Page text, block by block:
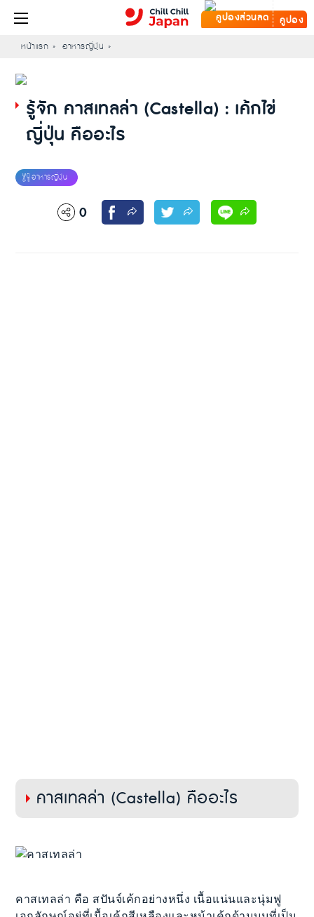
คูปอง
หน้าแรก อาหารญี่ปุ่น
รู้จัก คาสเทลล่า (Castella) : เค้กไข่
ญี่ปุ่น คืออะไร
0
คาสเทลล่า (Castella) คืออะไร
คาสเทลล่า คือ สปันจ์เค้กอย่างหนึ่ง เนื้อแน่นและนุ่มฟู